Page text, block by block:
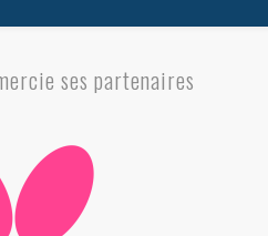
ses partenaires